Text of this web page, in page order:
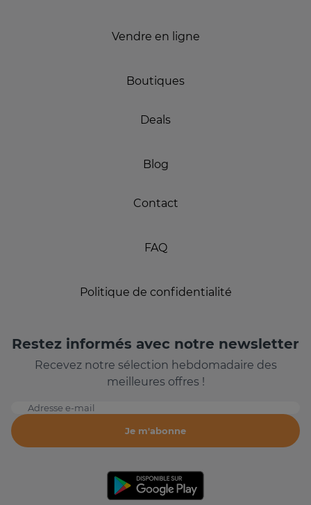
Vendre en ligne
Boutiques
Deals
Blog
Contact
FAQ
Politique de confidentialité
Restez informés avec notre newsletter
Recevez notre sélection hebdomadaire des
meilleures offres !
Adresse e-mail
Je m'abonne